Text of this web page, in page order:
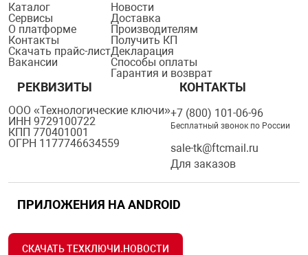
Каталог
Сервисы
О платформе
Контакты
Скачать прайс-лист
Вакансии
Новости
Доставка
Производителям
Получить КП
Декларация
Способы оплаты
Гарантия и возврат
РЕКВИЗИТЫ
ООО «Технологические ключи»
ИНН 9729100722
КПП 770401001
ОГРН 1177746634559
КОНТАКТЫ
+7 (800) 101-06-96
Бесплатный звонок по России
sale-tk@ftcmail.ru
Для заказов
ПРИЛОЖЕНИЯ НА ANDROID
СКАЧАТЬ ТЕХКЛЮЧИ.НОВОСТИ